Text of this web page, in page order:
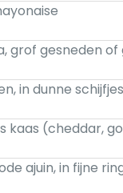
grof gesneden
in dunne schijfjes
kaas (cheddar,
ajuin, in fijne